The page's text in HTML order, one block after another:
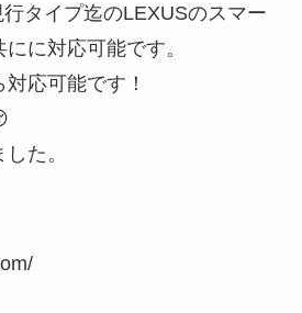
タイプ迄のLEXUSのスマー
に対応可能です。
応可能です！
た。